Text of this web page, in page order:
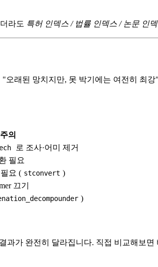
라도 특허 인덱스 / 법률 인덱스 / 논문 인
"오래된 망치지만, 못 박기에는 여전히 최
주의
로 조사·어미 제거
필요
요 ( stconvert )
끄기
)
과가 완전히 달라집니다. 직접 비교해보면